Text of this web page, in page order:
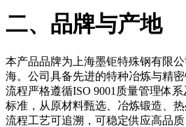
二、品牌与产地
本产品品牌为上海墨钜特殊钢有限
海。公司具备先进的特种冶炼与精
流程严格遵循ISO 9001质量管理体
标准，从原材料甄选、冶炼锻造、
流程工艺可追溯，可稳定供应高品